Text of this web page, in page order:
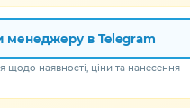
менеджеру в Telegram
щодо наявності, ціни та нанесення